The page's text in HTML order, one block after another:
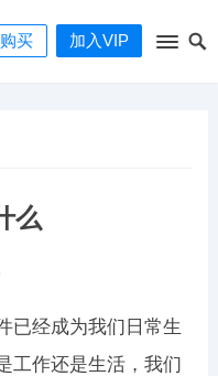
购买 加入VIP
么
已经成为我们日常生
工作还是生活，我们